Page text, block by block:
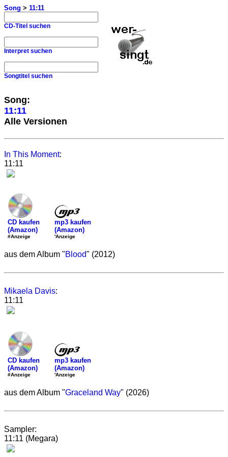
Song > 11:11
CD-Titel suchen
Interpret suchen
Songtitel suchen
Song:
11:11
Alle Versionen
In This Moment:
11:11
CD kaufen
(Amazon)
#Anzeige
mp3 kaufen
(Amazon)
'Anzeige
aus dem Album "Blood" (2012)
Mikaela Davis:
11:11
CD kaufen
(Amazon)
#Anzeige
mp3 kaufen
(Amazon)
'Anzeige
aus dem Album "Graceland Way" (2026)
Sampler:
11:11 (Megara)